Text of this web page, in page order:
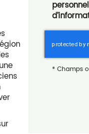
* Champs